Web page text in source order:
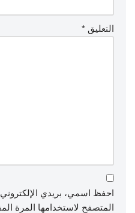
التعليق *
احفظ اسمي، بريدي
المتصفح لاستخدامها المرة